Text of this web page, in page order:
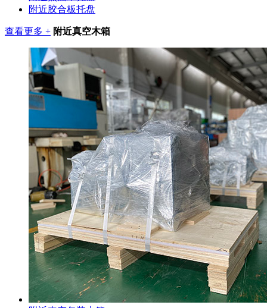
附近胶合板托盘
查看更多 + 附近真空木箱